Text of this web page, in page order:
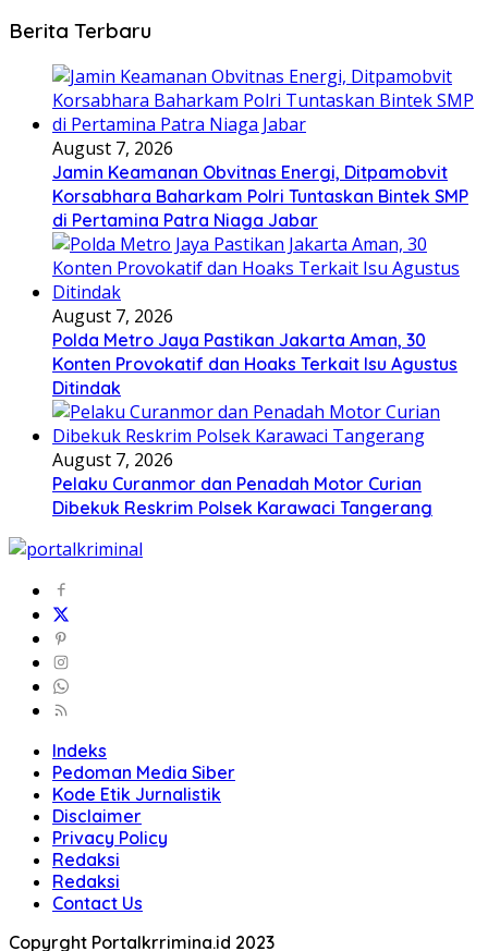
Berita Terbaru
August 7, 2026
Jamin Keamanan Obvitnas Energi, Ditpamobvit
Korsabhara Baharkam Polri Tuntaskan Bintek SMP
di Pertamina Patra Niaga Jabar
August 7, 2026
Polda Metro Jaya Pastikan Jakarta Aman, 30
Konten Provokatif dan Hoaks Terkait Isu Agustus
Ditindak
August 7, 2026
Pelaku Curanmor dan Penadah Motor Curian
Dibekuk Reskrim Polsek Karawaci Tangerang
Indeks
Pedoman Media Siber
Kode Etik Jurnalistik
Disclaimer
Privacy Policy
Redaksi
Redaksi
Contact Us
Copyrght Portalkrrimina.id 2023